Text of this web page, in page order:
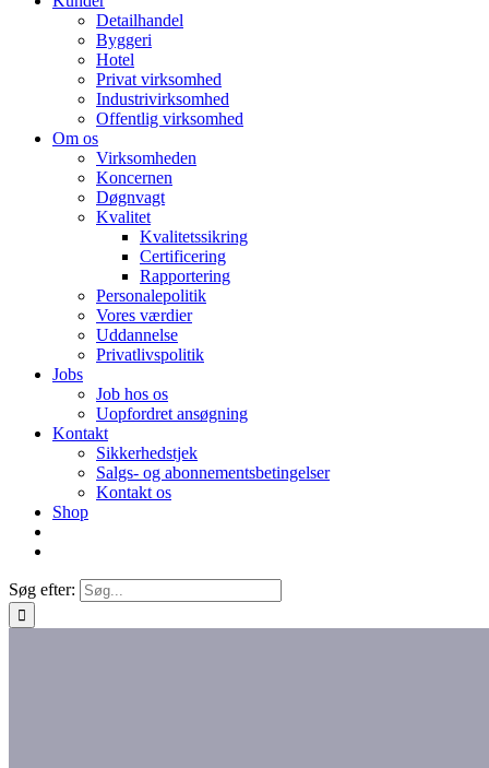
Detailhandel
Byggeri
Hotel
Privat virksomhed
Industrivirksomhed
Offentlig virksomhed
Om os
Virksomheden
Koncernen
Døgnvagt
Kvalitet
Kvalitetssikring
Certificering
Rapportering
Personalepolitik
Vores værdier
Uddannelse
Privatlivspolitik
Jobs
Job hos os
Uopfordret ansøgning
Kontakt
Sikkerhedstjek
Salgs- og abonnementsbetingelser
Kontakt os
Shop
Søg efter: